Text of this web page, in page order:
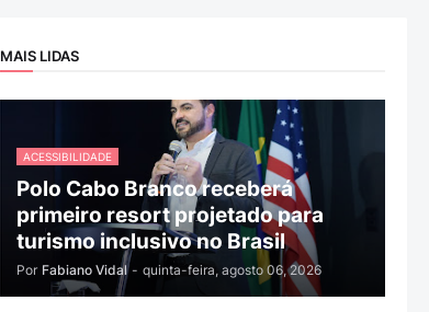
MAIS LIDAS
ACESSIBILIDADE
Polo Cabo Branco receberá
primeiro resort projetado para
turismo inclusivo no Brasil
Por Fabiano Vidal - quinta-feira, agosto 06, 2026